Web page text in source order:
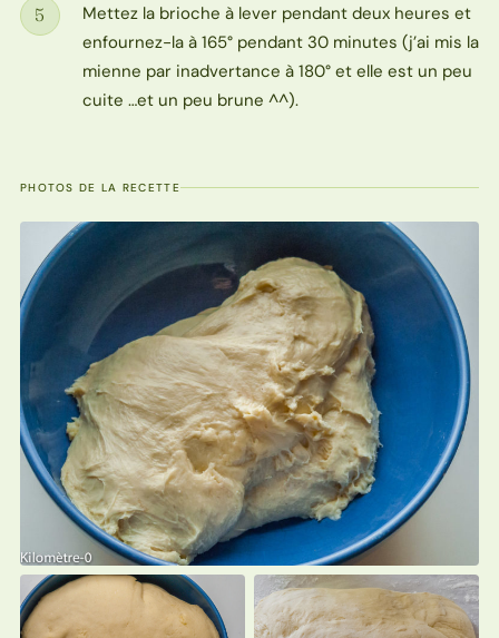
Étape
5
Mettez la brioche à lever pendant deux heures et
enfournez-la à 165° pendant 30 minutes (j’ai mis la
mienne par inadvertance à 180° et elle est un peu
cuite …et un peu brune ^^).
PHOTOS DE LA RECETTE